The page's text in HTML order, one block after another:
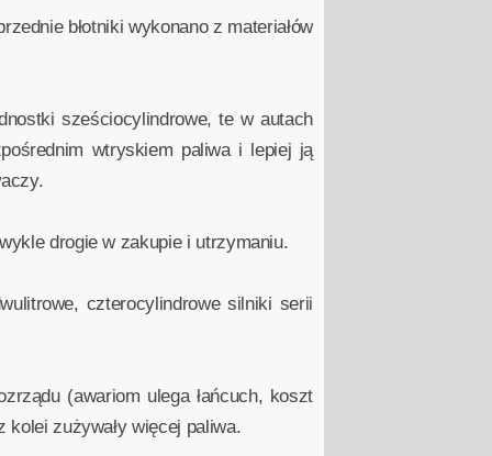
błotniki wykonano z materiałów
sześciocylindrowe, te w autach
wtryskiem paliwa i lepiej ją
drogie w zakupie i utrzymaniu.
czterocylindrowe silniki serii
(awariom ulega łańcuch, koszt
zużywały więcej paliwa.